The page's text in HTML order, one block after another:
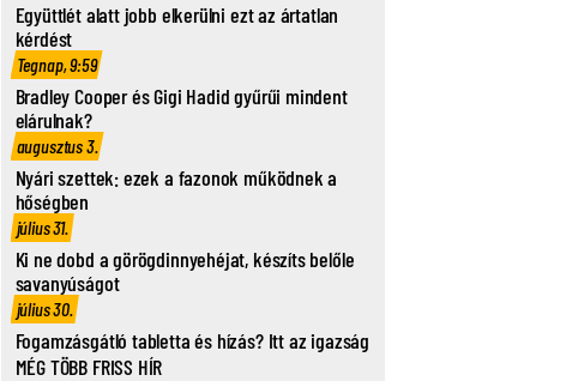
Együttlét alatt jobb elkerülni ezt az ártatlan
kérdést
Tegnap, 9:59
Bradley Cooper és Gigi Hadid gyűrűi mindent
elárulnak?
augusztus 3.
Nyári szettek: ezek a fazonok működnek a
hőségben
július 31.
Ki ne dobd a görögdinnyehéjat, készíts belőle
savanyúságot
július 30.
Fogamzásgátló tabletta és hízás? Itt az igazság
MÉG TÖBB FRISS HÍR